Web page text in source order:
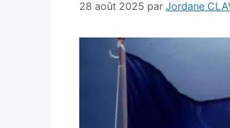
28 août 2025 par Jordane